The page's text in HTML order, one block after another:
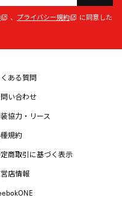
、 プライバシー規約
に同意した
ある質問
い合わせ
協力・リース
規約
商取引に基づく表示
店情報